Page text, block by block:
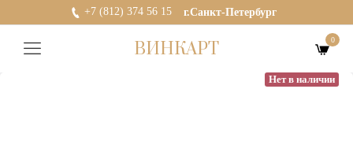
+7 (812) 374 56 15 г.Санкт-Петербург
ВИНКАРТ 0
Нет в наличии